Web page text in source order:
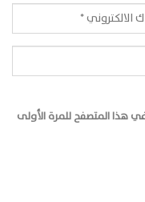
هذا المتصفح للمرة الأولى